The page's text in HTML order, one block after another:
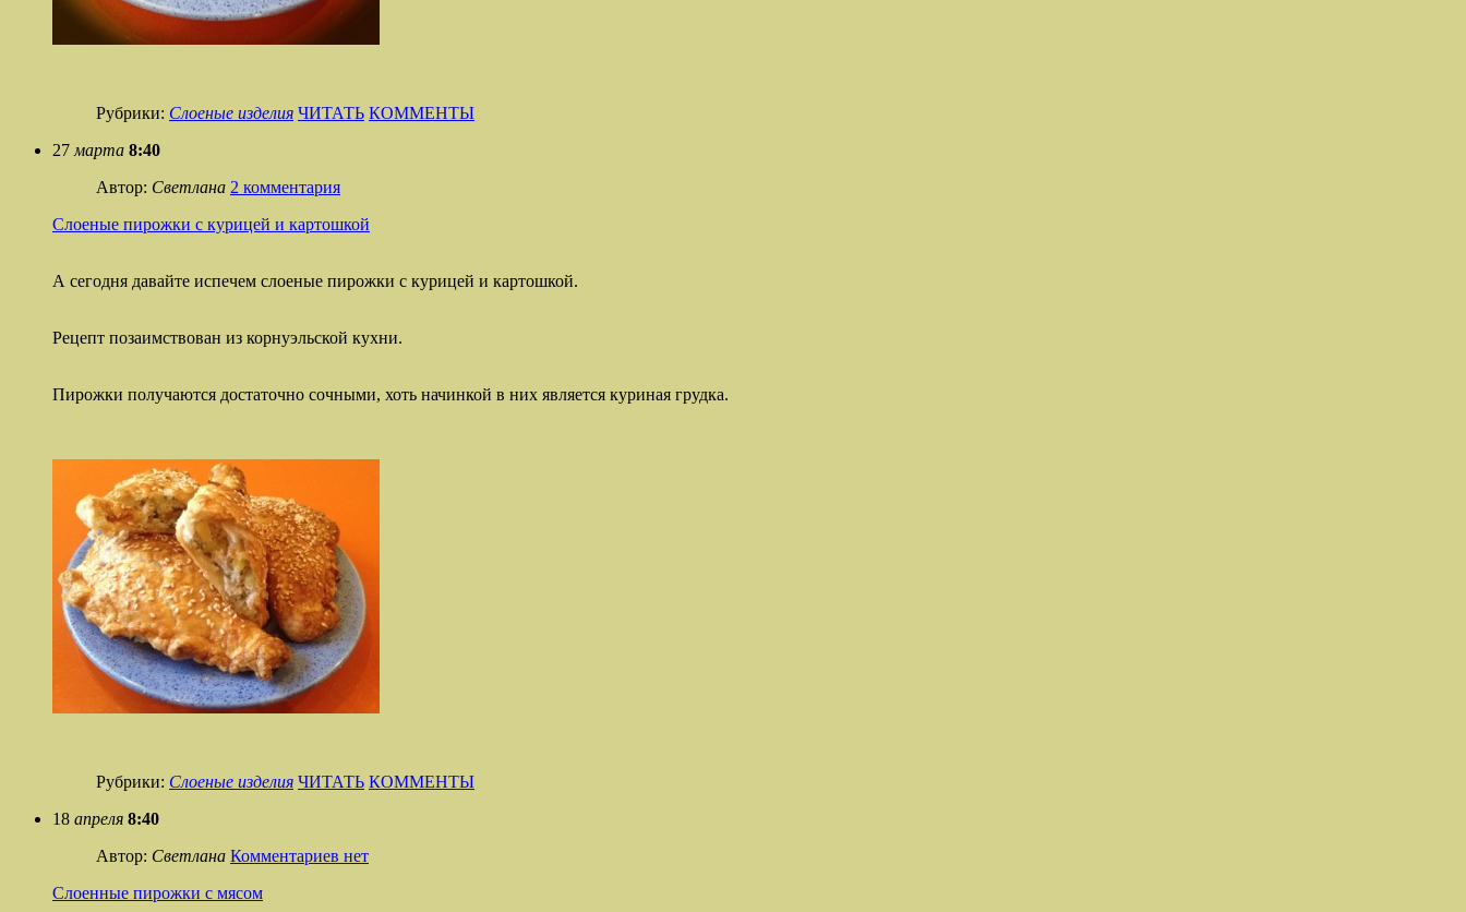
Рубрики: Слоеные изделия ЧИТАТЬ КОММЕНТЫ
27 марта 8:40
Автор: Светлана 2 комментария
Слоеные пирожки с курицей и картошкой
А сегодня давайте испечем слоеные пирожки с курицей и картошкой.
Рецепт позаимствован из корнуэльской кухни.
Пирожки получаются достаточно сочными, хоть начинкой в них является куриная грудка.
Рубрики: Слоеные изделия ЧИТАТЬ КОММЕНТЫ
18 апреля 8:40
Автор: Светлана Комментариев нет
Слоенные пирожки с мясом